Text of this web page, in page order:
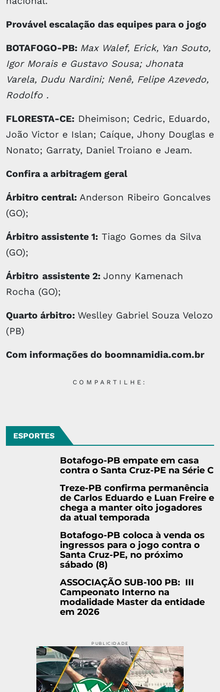
Provável escalação das equipes para o jogo
BOTAFOGO-PB: Max Walef, Erick, Yan Souto,
Igor Morais e Gustavo Sousa; Jhonata
Varela, Dudu Nardini; Nenê, Felipe Azevedo,
Rodolfo .
FLORESTA-CE: Dheimison; Cedric, Eduardo,
João Victor e Islan; Caíque, Jhony Douglas e
Nonato; Garraty, Daniel Troiano e Jeam.
Confira a arbitragem geral
Árbitro central: Anderson Ribeiro Goncalves
(GO);
Árbitro assistente 1: Tiago Gomes da Silva
(GO);
Árbitro assistente 2: Jonny Kamenach
Rocha (GO);
Quarto árbitro: Weslley Gabriel Souza Velozo
(PB)
Com informações do boomnamidia.com.br
COMPARTILHE:
ESPORTES
Botafogo-PB empate em casa
contra o Santa Cruz-PE na Série C
Treze-PB confirma permanência
de Carlos Eduardo e Luan Freire e
chega a manter oito jogadores
da atual temporada
Botafogo-PB coloca à venda os
ingressos para o jogo contra o
Santa Cruz-PE, no próximo
sábado (8)
ASSOCIAÇÃO SUB-100 PB: III
Campeonato Interno na
modalidade Master da entidade
em 2026
PUBLICIDADE